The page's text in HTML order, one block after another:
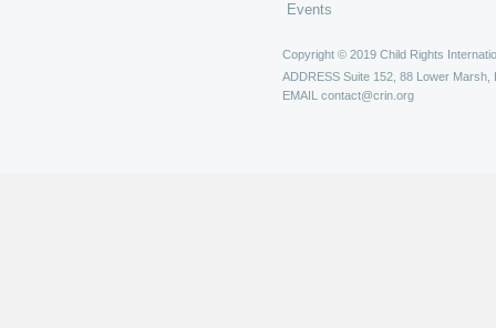
Events
Copyright © 2019 Child Rights
ADDRESS Suite 152, 88 Lower Marsh,
EMAIL contact@crin.org